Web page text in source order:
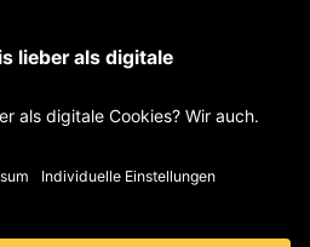
Fair + Bean-to-Bar.
von Zotter